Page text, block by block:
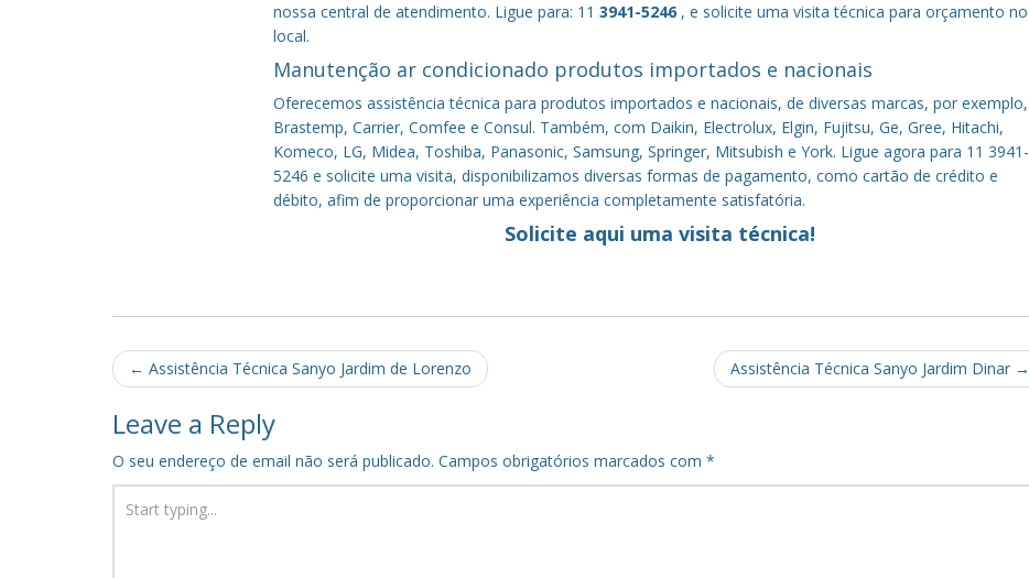
nossa central de atendimento. Ligue para: 113941-5246 , e solicite uma visita técnica para orçamento no
local.
Manutenção ar condicionado produtos importados e nacionais
Oferecemos assistência técnica para produtos importados e nacionais, de diversas marcas, por exemplo,
Brastemp, Carrier, Comfee e Consul. Também, com Daikin, Electrolux, Elgin, Fujitsu, Ge, Gree, Hitachi,
Komeco, LG, Midea, Toshiba, Panasonic, Samsung, Springer, Mitsubish e York. Ligue agora para 11 3941-
5246 e solicite uma visita, disponibilizamos diversas formas de pagamento, como cartão de crédito e
débito, afim de proporcionar uma experiência completamente satisfatória.
Solicite aqui uma visita técnica!
Post
navigation
← Assistência Técnica Sanyo Jardim de Lorenzo Assistência Técnica Sanyo Jardim Dinar →
Leave a Reply
O seu endereço de email não será publicado. Campos obrigatórios marcados com *